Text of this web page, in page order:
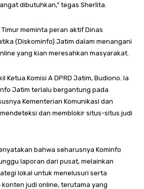
dibutuhkan,” tegas Sherlita.
meminta peran aktif Dinas
(Diskominfo) Jatim dalam menangani
yang kian meresahkan masyarakat.
Ketua Komisi A DPRD Jatim, Budiono. Ia
Jatim terlalu bergantung pada
Kementerian Komunikasi dan
dan memblokir situs-situs judi
bahwa seharusnya Kominfo
laporan dari pusat, melainkan
lokal untuk menelusuri serta
judi online, terutama yang